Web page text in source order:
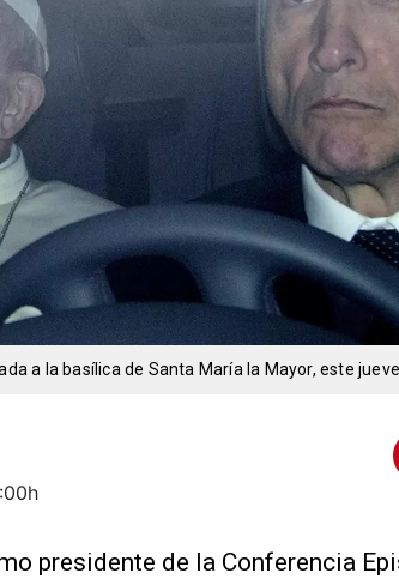
a la basílica de Santa María la Mayor, este
presidente de la Conferencia